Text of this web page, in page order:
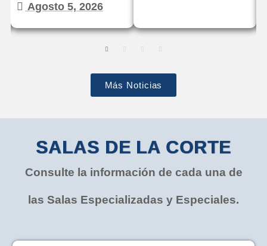
Agosto 5, 2026
Más Noticias
SALAS DE LA CORTE
Consulte la información de cada una de
las Salas Especializadas y Especiales.